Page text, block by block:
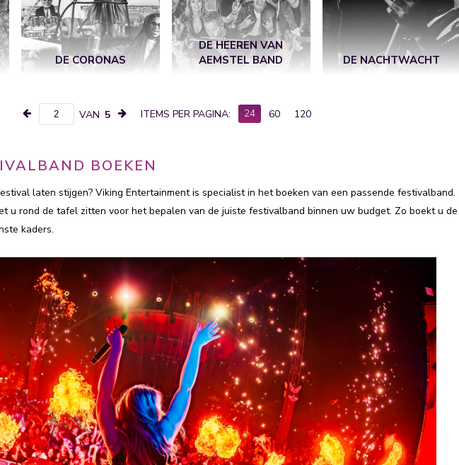
DE CORONAS
DE HEEREN VAN
AEMSTEL BAND
DE NACHTWACHT
VAN 5 ITEMS PER PAGINA: 24 60 120
BOEKEN
laten stijgen? Viking Entertainment is specialist in het boeken van een passende festivalband.
u rond de tafel zitten voor het bepalen van de juiste festivalband binnen uw budget. Zo boekt u de
kaders.